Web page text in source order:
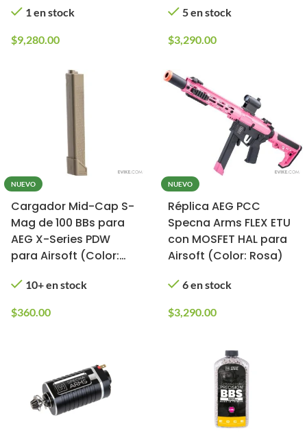
1 en stock
$9,280.00
5 en stock
$3,290.00
NUEVO
Cargador Mid-Cap S-
Mag de 100 BBs para
AEG X-Series PDW
para Airsoft (Color:
10+ en stock
$360.00
NUEVO
Réplica AEG PCC
Specna Arms FLEX ETU
con MOSFET HAL para
Airsoft (Color: Rosa)
6 en stock
$3,290.00